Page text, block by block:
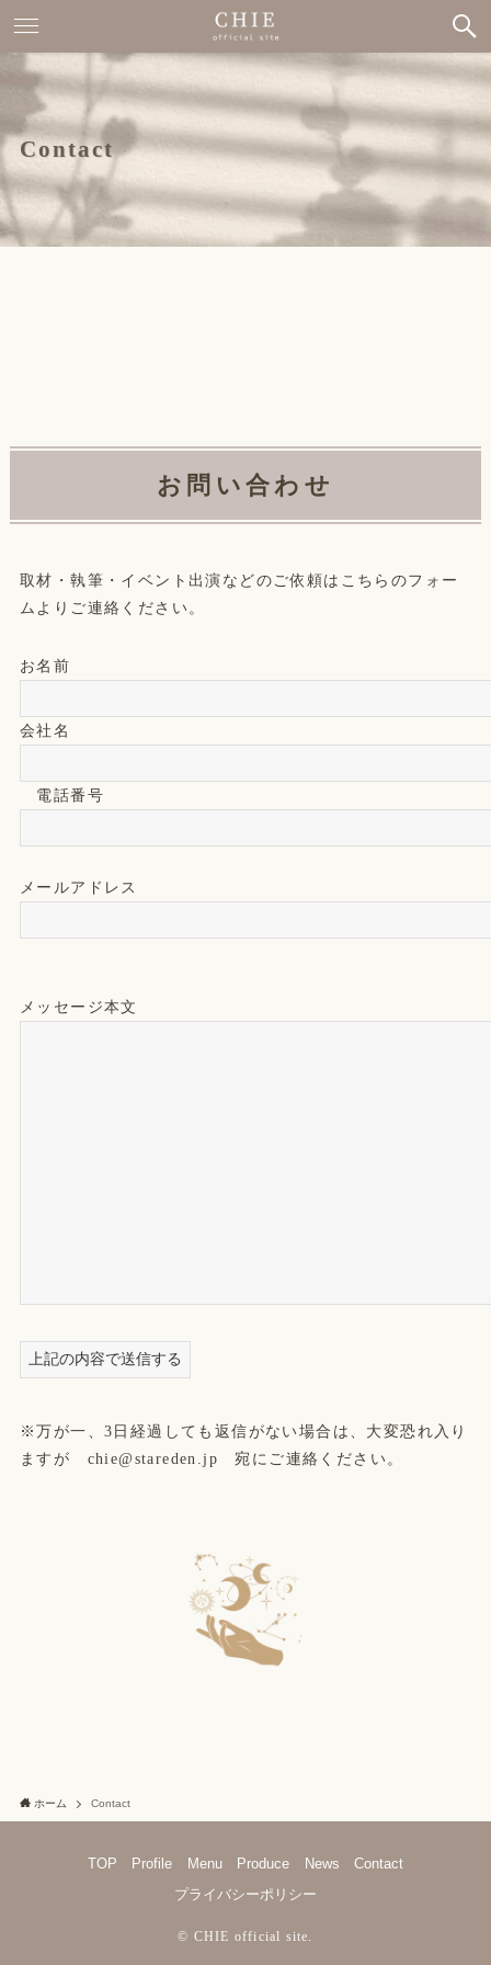
Contact
お問い合わせ
取材・執筆・イベント出演などのご依頼はこちらのフォー
ムよりご連絡ください。
お名前
会社名
電話番号
メールアドレス
メッセージ本文
※万が一、3日経過しても返信がない場合は、大変恐れ入り
ますが chie@stareden.jp 宛にご連絡ください。
ホーム Contact
TOP Profile Menu Produce News
Contact
プライバシーポリシー
© CHIE official site.